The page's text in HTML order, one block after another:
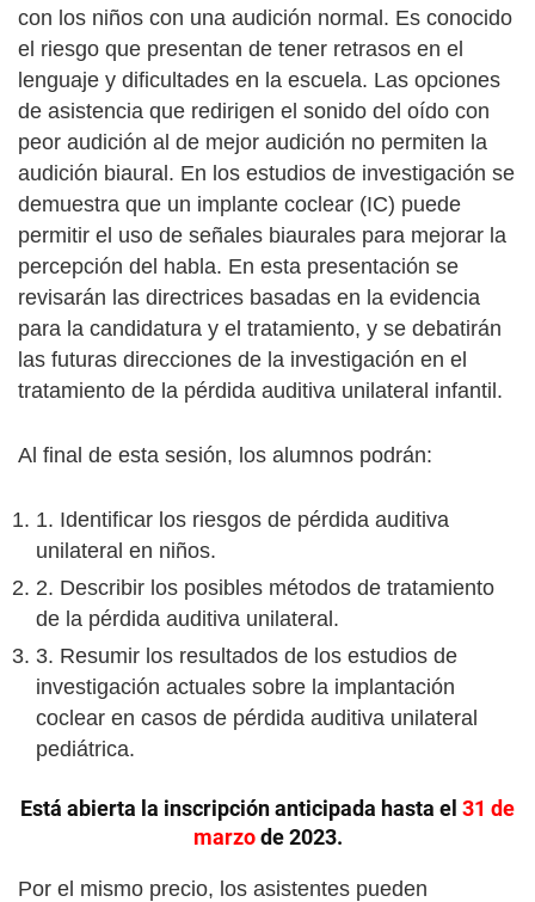
con los niños con una audición normal. Es conocido
el riesgo que presentan de tener retrasos en el
lenguaje y dificultades en la escuela. Las opciones
de asistencia que redirigen el sonido del oído con
peor audición al de mejor audición no permiten la
audición biaural. En los estudios de investigación se
demuestra que un implante coclear (IC) puede
permitir el uso de señales biaurales para mejorar la
percepción del habla. En esta presentación se
revisarán las directrices basadas en la evidencia
para la candidatura y el tratamiento, y se debatirán
las futuras direcciones de la investigación en el
tratamiento de la pérdida auditiva unilateral infantil.
Al final de esta sesión, los alumnos podrán:
1. Identificar los riesgos de pérdida auditiva
unilateral en niños.
2. Describir los posibles métodos de tratamiento
de la pérdida auditiva unilateral.
3. Resumir los resultados de los estudios de
investigación actuales sobre la implantación
coclear en casos de pérdida auditiva unilateral
pediátrica.
Está abierta la inscripciónanticipada hasta el 31 de
marzode 2023.
Por el mismo precio, los asistentes pueden